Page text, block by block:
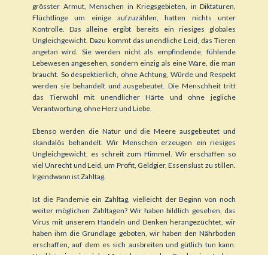
grösster Armut, Menschen in Kriegsgebieten, in Diktaturen,
Flüchtlinge um einige aufzuzählen, hatten nichts unter
Kontrolle. Das alleine ergibt bereits ein riesiges globales
Ungleichgewicht. Dazu kommt das unendliche Leid, das Tieren
angetan wird. Sie werden nicht als empfindende, fühlende
Lebewesen angesehen, sondern einzig als eine Ware, die man
braucht. So despektierlich, ohne Achtung, Würde und Respekt
werden sie behandelt und ausgebeutet. Die Menschheit tritt
das Tierwohl mit unendlicher Härte und ohne jegliche
Verantwortung, ohne Herz und Liebe.
Ebenso werden die Natur und die Meere ausgebeutet und
skandalös behandelt. Wir Menschen erzeugen ein riesiges
Ungleichgewicht, es schreit zum Himmel. Wir erschaffen so
viel Unrecht und Leid, um Profit, Geldgier, Essenslust zu stillen.
Irgendwann ist Zahltag.
Ist die Pandemie ein Zahltag, vielleicht der Beginn von noch
weiter möglichen Zahltagen? Wir haben bildlich gesehen, das
Virus mit unserem Handeln und Denken herangezüchtet, wir
haben ihm die Grundlage geboten, wir haben den Nährboden
erschaffen, auf dem es sich ausbreiten und gütlich tun kann.